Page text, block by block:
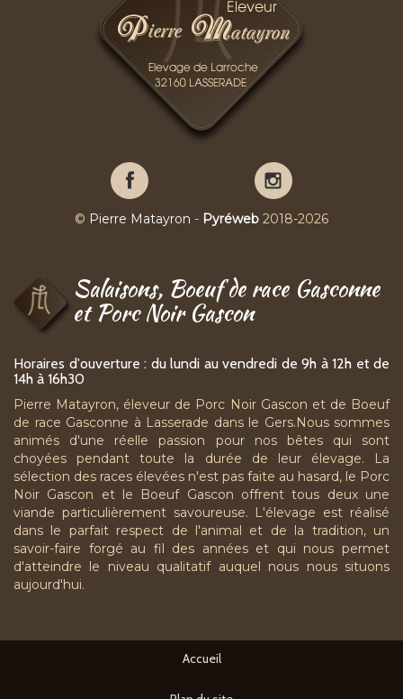
Pierre
sur
Pierre
sur
© Pierre Matayron - Pyréweb2018-2026
Salaisons, Boeuf de race Gasconne
et Porc Noir Gascon
Horaires d'ouverture : du lundi au vendredi de 9h à 12h et de
14h à 16h30
Pierre Matayron, éleveur de Porc Noir Gascon et de Boeuf
de race Gasconne à Lasserade dans le Gers.Nous sommes
animés d'une réelle passion pour nos bêtes qui sont
choyées pendant toute la durée de leur élevage. La
sélection des races élevées n'est pas faite au hasard, le Porc
Noir Gascon et le Boeuf Gascon offrent tous deux une
viande particulièrement savoureuse. L'élevage est réalisé
dans le parfait respect de l'animal et de la tradition, un
savoir-faire forgé au fil des années et qui nous permet
d'atteindre le niveau qualitatif auquel nous nous situons
aujourd'hui.
Accueil